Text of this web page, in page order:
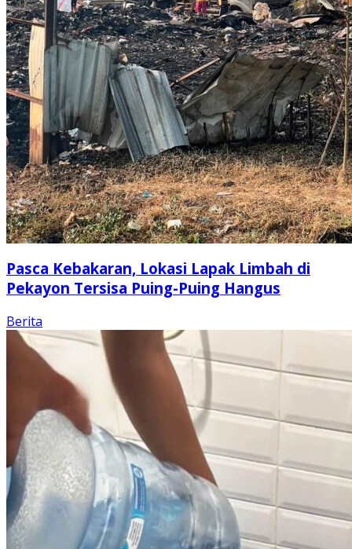
Pasca Kebakaran, Lokasi Lapak Limbah di
Pekayon Tersisa Puing-Puing Hangus
Berita